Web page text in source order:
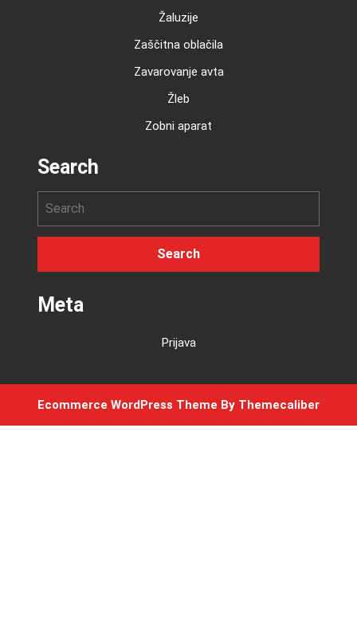
Žaluzije
Zaščitna oblačila
Zavarovanje avta
Žleb
Zobni aparat
Search
Meta
Prijava
Ecommerce WordPress Theme By Themecaliber